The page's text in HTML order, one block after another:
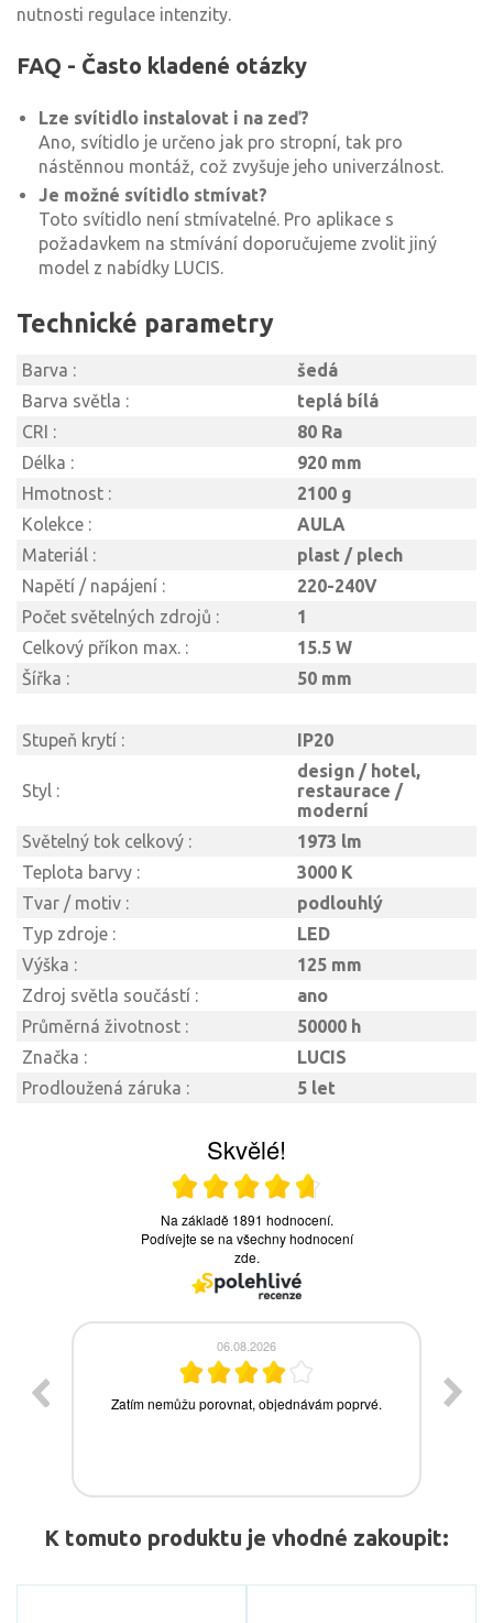
nutnosti regulace intenzity.
FAQ - Často kladené otázky
Lze svítidlo instalovat i na zeď?
Ano, svítidlo je určeno jak pro stropní, tak pro
nástěnnou montáž, což zvyšuje jeho univerzálnost.
Je možné svítidlo stmívat?
Toto svítidlo není stmívatelné. Pro aplikace s
požadavkem na stmívání doporučujeme zvolit jiný
model z nabídky LUCIS.
Technické parametry
Barva :
šedá
Barva světla :
teplá bílá
CRI :
80 Ra
Délka :
920 mm
Hmotnost :
2100 g
Kolekce :
AULA
Materiál :
plast / plech
Napětí / napájení :
220-240V
Počet světelných zdrojů :
1
Celkový příkon max. :
15.5 W
Šířka :
50 mm
Stupeň krytí : IP20
Styl :
design / hotel,
restaurace /
moderní
Světelný tok celkový :
1973 lm
Teplota barvy :
3000 K
Tvar / motiv :
podlouhlý
Typ zdroje :
LED
Výška :
125 mm
Zdroj světla součástí :
ano
Průměrná životnost :
50000 h
Značka :
LUCIS
Prodloužená záruka :
5 let
K tomuto produktu je vhodné zakoupit: